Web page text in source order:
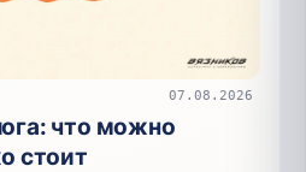
07.08.2026
что можно
стоит